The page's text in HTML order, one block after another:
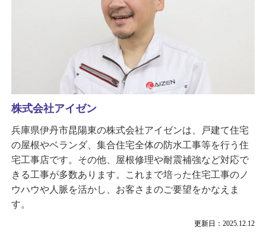
更新日：2025.12.12
株式会社アイゼン
兵庫県伊丹市昆陽東の株式会社アイゼンは、戸建て住宅
の屋根やベランダ、集合住宅全体の防水工事等を行う住
宅工事店です。その他、屋根修理や耐震補強など対応で
きる工事が多数あります。これまで培った住宅工事のノ
ウハウや人脈を活かし、お客さまのご要望をかなえま
す。